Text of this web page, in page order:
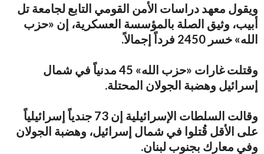
ويقول معهد دراسات الأمن القومي التابع لجامعة تل
أبيب، وثيق الصلة بالمؤسسة العسكرية، إن «حزب
الله» خسر 2450 فرداً إجمالاً.
وقتلت غارات «حزب الله» 45 مدنياً في شمال
إسرائيل وهضبة الجولان المحتلة.
وقالت السلطات الإسرائيلية إن 73 جندياً إسرائيلياً
على الأقل قُتلوا في شمال إسرائيل، وهضبة الجولان
وفي معارك بجنوب لبنان.